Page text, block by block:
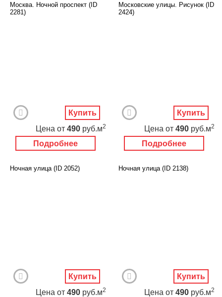
Москва. Ночной проспект (ID
2281)
Подробнее
Цена от 490 руб.м2
Купить
Московские улицы. Рисунок (ID
2424)
Подробнее
Цена от 490 руб.м2
Купить
Ночная улица (ID 2052)
Цена от 490 руб.м2
Купить
Ночная улица (ID 2138)
Цена от 490 руб.м2
Купить